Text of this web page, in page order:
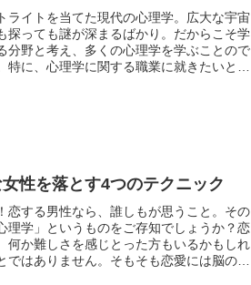
ライトを当てた現代の心理学。広大な宇宙
探っても謎が深まるばかり。だからこそ学
分野と考え、多くの心理学を学ぶことので
特に、心理学に関する職業に就きたいと願
性を落とす4つのテクニック
恋する男性なら、誰しもが思うこと。その
理学」というものをご存知でしょうか？恋
何か難しさを感じとった方もいるかもしれ
ではありません。そもそも恋愛には脳の勘